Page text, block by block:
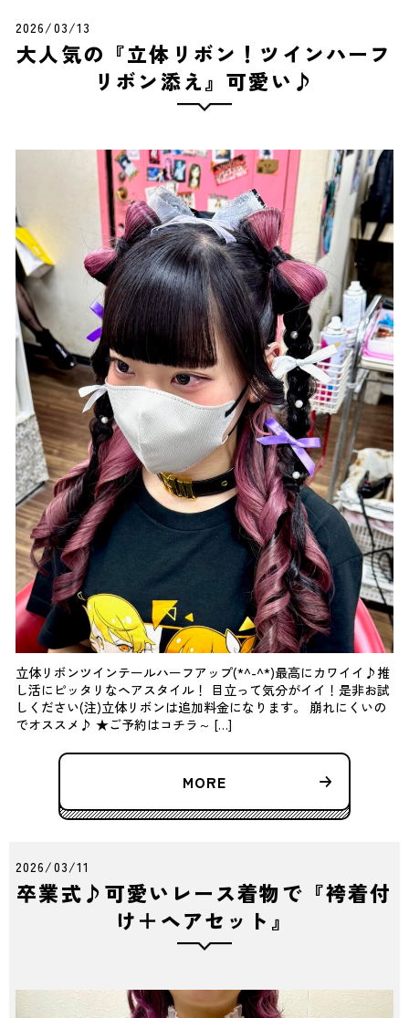
2026/03/13
大人気の『立体リボン！ツインハーフ
リボン添え』可愛い♪
立体リボンツインテールハーフアップ(*^-^*)最高にカワイイ♪推
し活にピッタリなヘアスタイル！ 目立って気分がイイ！是非お試
しください(注)立体リボンは追加料金になります。 崩れにくいの
でオススメ♪ ★ご予約はコチラ～ […]
MORE
2026/03/11
卒業式♪可愛いレース着物で『袴着付
け＋ヘアセット』